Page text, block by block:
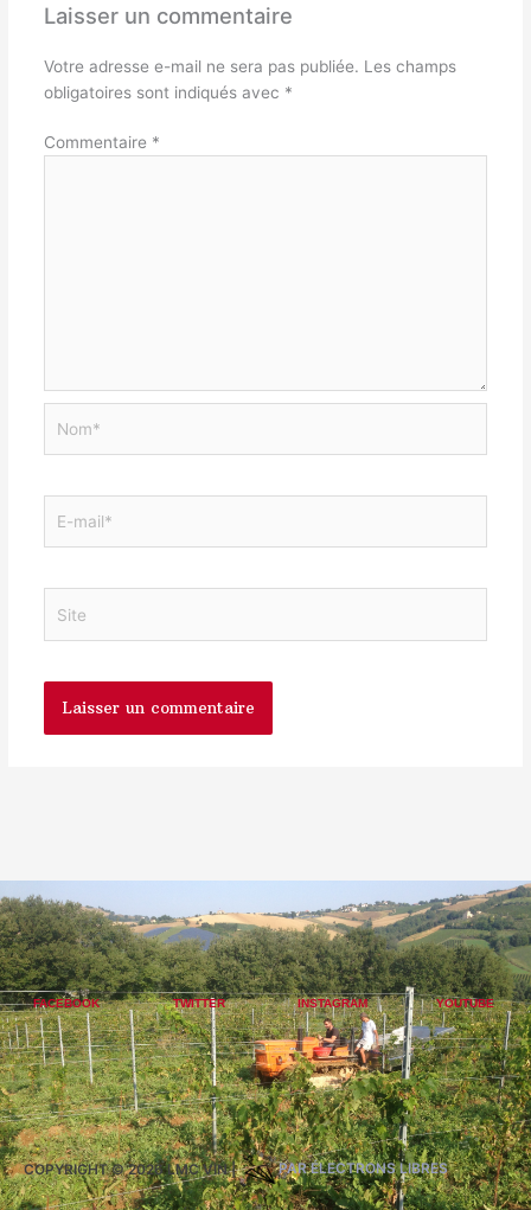
Laisser un commentaire
Votre adresse e-mail ne sera pas publiée. Les champs
obligatoires sont indiqués avec *
Commentaire *
mail*
FACEBOOK TWITTER INSTAGRAM YOUTUBE
COPYRIGHT © 2026LMC VIN| PAR ÉLECTRONS LIBRES